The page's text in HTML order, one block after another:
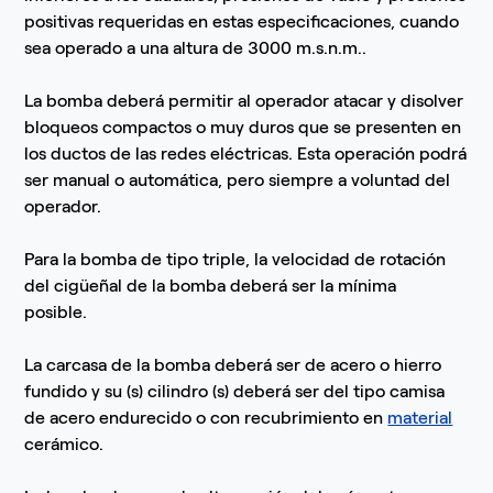
positivas requeridas en estas especificaciones, cuando
sea operado a una altura de 3000 m.s.n.m..
La bomba deberá permitir al operador atacar y disolver
bloqueos compactos o muy duros que se presenten en
los ductos de las redes eléctricas. Esta operación podrá
ser manual o automática, pero siempre a voluntad del
operador.
Para la bomba de tipo triple, la velocidad de rotación
del cigüeñal de la bomba deberá ser la mínima
posible.
La carcasa de la bomba deberá ser de acero o hierro
fundido y su (s) cilindro (s) deberá ser del tipo camisa
de acero endurecido o con recubrimiento en material
cerámico.